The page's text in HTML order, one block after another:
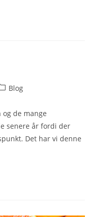
Blog
de mange
senere år fordi der
Det har vi denne